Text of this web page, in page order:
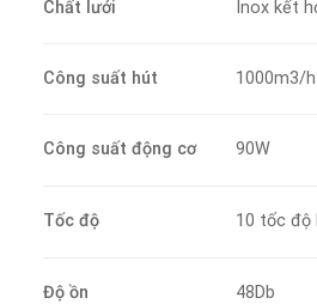
Chất lưới Inox kết
Công suất hút 1000m3/h
Công suất động cơ 90W
Tốc độ 10 tốc độ
Độ ồn 48Db